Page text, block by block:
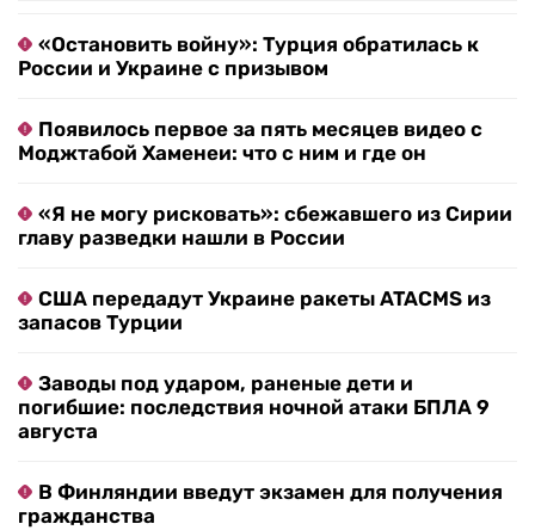
«Остановить войну»: Турция обратилась к
России и Украине с призывом
Появилось первое за пять месяцев видео с
Моджтабой Хаменеи: что с ним и где он
«Я не могу рисковать»: сбежавшего из Сирии
главу разведки нашли в России
США передадут Украине ракеты ATACMS из
запасов Турции
Заводы под ударом, раненые дети и
погибшие: последствия ночной атаки БПЛА 9
августа
В Финляндии введут экзамен для получения
гражданства